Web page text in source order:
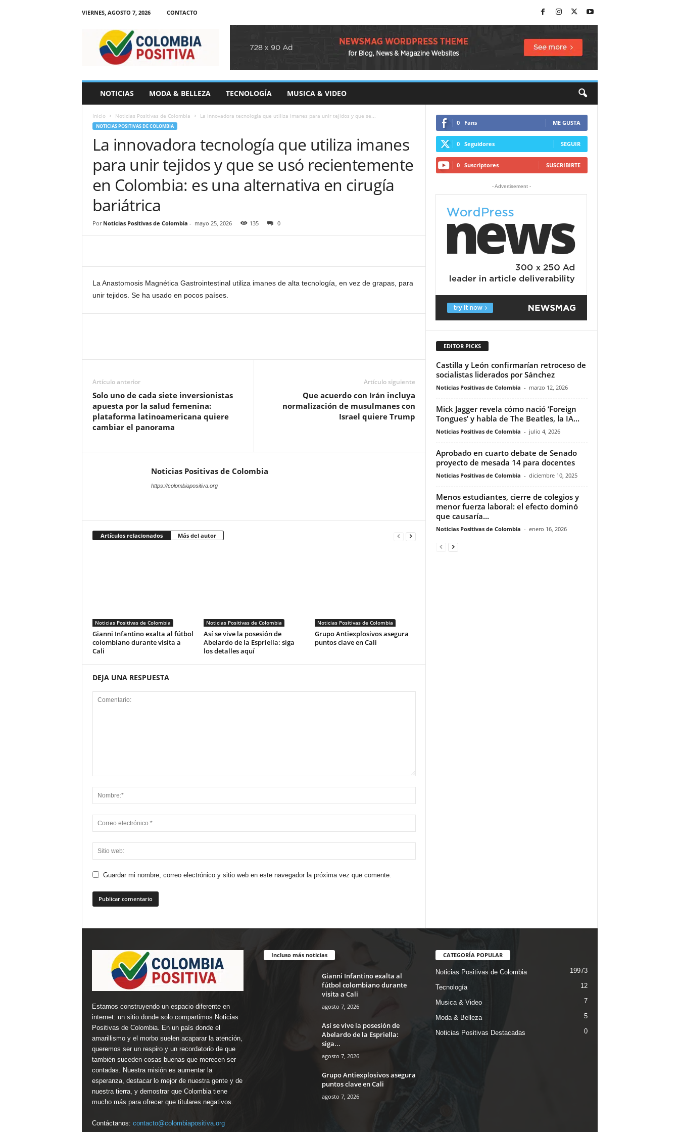
VIERNES, AGOSTO 7, 2026
CONTACTO
NOTICIAS MODA & BELLEZA TECNOLOGÍA MUSICA & VIDEO
Inicio Noticias Positivas de Colombia La innovadora tecnología que utiliza imanes para unir tejidos y que se...
NOTICIAS POSITIVAS DE COLOMBIA
La innovadora tecnología que utiliza imanes
para unir tejidos y que se usó recientemente
en Colombia: es una alternativa en cirugía
bariátrica
Por Noticias Positivas de Colombia - mayo 25, 2026 135 0
La Anastomosis Magnética Gastrointestinal utiliza imanes de alta tecnología, en vez de grapas, para
unir tejidos. Se ha usado en pocos países.
Artículo anterior
Solo uno de cada siete inversionistas
apuesta por la salud femenina:
plataforma latinoamericana quiere
cambiar el panorama
Artículo siguiente
Que acuerdo con Irán incluya
normalización de musulmanes con
Israel quiere Trump
Noticias Positivas de Colombia
https://colombiapositiva.org
Artículos relacionados Más del autor
Noticias Positivas de Colombia
Gianni Infantino exalta al fútbol
colombiano durante visita a
Cali
Noticias Positivas de Colombia
Así se vive la posesión de
Abelardo de la Espriella: siga
los detalles aquí
Noticias Positivas de Colombia
Grupo Antiexplosivos asegura
puntos clave en Cali
DEJA UNA RESPUESTA
Guardar mi nombre, correo electrónico y sitio web en este navegador la próxima vez que comente.
0 Fans ME GUSTA
0 Seguidores SEGUIR
0 Suscriptores SUSCRIBIRTE
- Advertisement -
EDITOR PICKS
Castilla y León confirmarían retroceso de
socialistas liderados por Sánchez
Noticias Positivas de Colombia - marzo 12, 2026
Mick Jagger revela cómo nació ‘Foreign
Tongues’ y habla de The Beatles, la IA...
Noticias Positivas de Colombia - julio 4, 2026
Aprobado en cuarto debate de Senado
proyecto de mesada 14 para docentes
Noticias Positivas de Colombia - diciembre 10, 2025
Menos estudiantes, cierre de colegios y
menor fuerza laboral: el efecto dominó
que causaría...
Noticias Positivas de Colombia - enero 16, 2026
Estamos construyendo un espacio diferente en
internet: un sitio donde solo compartimos Noticias
Positivas de Colombia. En un país donde el
amarillismo y el morbo suelen acaparar la atención,
queremos ser un respiro y un recordatorio de que
también suceden cosas buenas que merecen ser
contadas. Nuestra misión es aumentar la
esperanza, destacar lo mejor de nuestra gente y de
nuestra tierra, y demostrar que Colombia tiene
mucho más para ofrecer que titulares negativos.
Contáctanos: contacto@colombiapositiva.org
Incluso más noticias
Gianni Infantino exalta al
fútbol colombiano durante
visita a Cali
agosto 7, 2026
Así se vive la posesión de
Abelardo de la Espriella:
siga...
agosto 7, 2026
Grupo Antiexplosivos asegura
puntos clave en Cali
agosto 7, 2026
CATEGORÍA POPULAR
Noticias Positivas de Colombia 19973
Tecnología 12
Musica & Video 7
Moda & Belleza 5
Noticias Positivas Destacadas 0